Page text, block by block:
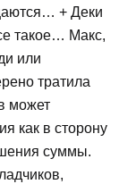
+ Деки
такое… Макс,
или
тратила
может
как в сторону
суммы.